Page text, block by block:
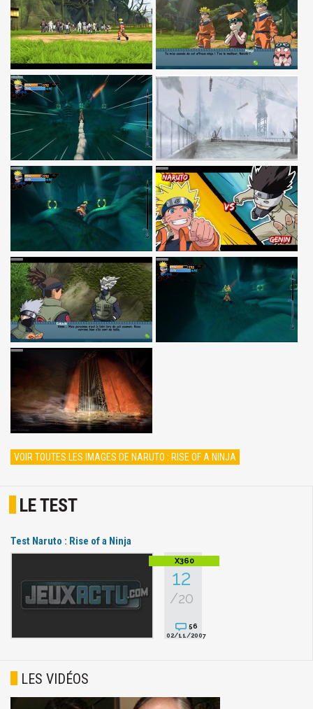
VOIR TOUTES LES IMAGES DE NARUTO : RISE OF A NINJA
LE TEST
Test Naruto : Rise of a Ninja
12
/20
56
02/11/2007
LES VIDÉOS